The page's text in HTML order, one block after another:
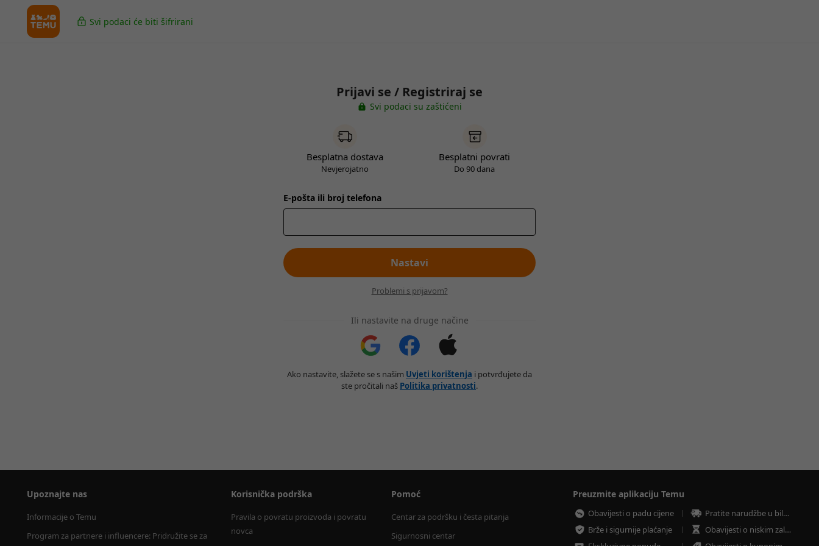
Svi podaci će biti šifrirani
Prijavi se / Registriraj se
Svi podaci su zaštićeni
Besplatna dostava
Nevjerojatno
Besplatni povrati
Do 90 dana
E-pošta ili broj telefona
Nastavi
Problemi s prijavom?
Ili nastavite na druge načine
Ako nastavite, slažete se s našim Uvjeti korištenja i potvrđujete da
ste pročitali naš Politika privatnosti.
Upoznajte nas
Informacije o Temu
Program za partnere i influencere: Pridružite se za
Korisnička podrška
Pravila o povratu proizvoda i povratu
novca
Pomoć
Centar za podršku i česta pitanja
Sigurnosni centar
Preuzmite aplikaciju Temu
Obavijesti o padu cijene
Pratite narudžbe u bilo koje vrijeme
Brže i sigurnije plaćanje
Obavijesti o niskim zalihama